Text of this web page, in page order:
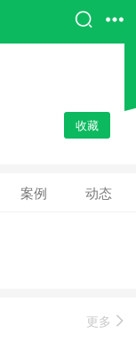
收藏
案例 动态
更多